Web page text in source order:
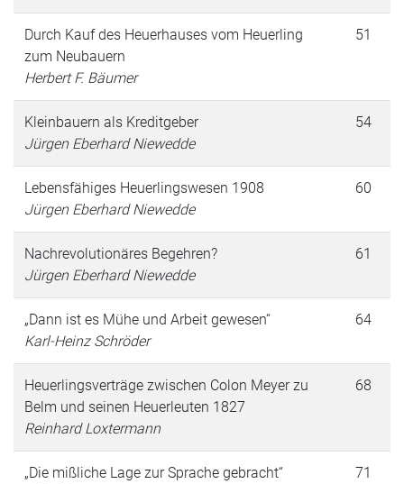
Durch Kauf des Heuerhauses vom Heuerling
zum Neubauern
Herbert F. Bäumer
51
Kleinbauern als Kreditgeber
Jürgen Eberhard Niewedde
54
Lebensfähiges Heuerlingswesen 1908
Jürgen Eberhard Niewedde
60
Nachrevolutionäres Begehren?
Jürgen Eberhard Niewedde
61
„Dann ist es Mühe und Arbeit gewesen“
Karl-Heinz Schröder
64
Heuerlingsverträge zwischen Colon Meyer zu
Belm und seinen Heuerleuten 1827
Reinhard Loxtermann
68
„Die mißliche Lage zur Sprache gebracht“
71